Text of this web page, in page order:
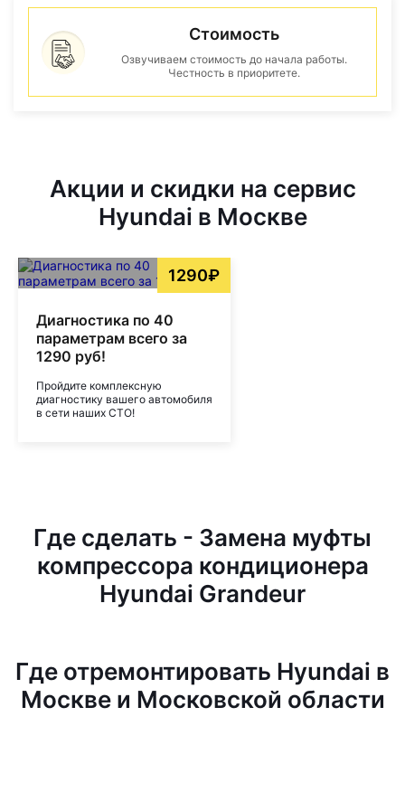
Стоимость
Озвучиваем стоимость до начала работы.
Честность в приоритете.
Акции и скидки на сервис
Hyundai в Москве
1290₽
Диагностика по 40
параметрам всего за
1290 руб!
Пройдите комплексную
диагностику вашего автомобиля
в сети наших СТО!
Где сделать - Замена муфты
компрессора кондиционера
Hyundai Grandeur
Где отремонтировать Hyundai в
Москве и Московской области